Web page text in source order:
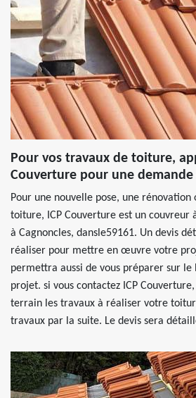
Pour vos travaux de toiture,
Couverture pour une demande
Pour une nouvelle pose, une
toiture, ICP Couverture est un couvreur
à Cagnoncles, dansle59161. Un devis
réaliser pour mettre en œuvre votre
permettra aussi de vous préparer sur le
projet. si vous contactez ICP
terrain les travaux à réaliser votre
travaux par la suite. Le devis sera